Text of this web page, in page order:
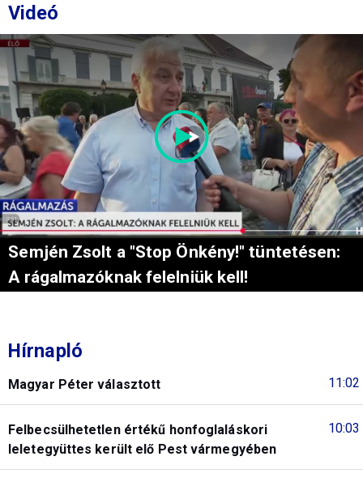
Videó
Semjén Zsolt a "Stop Önkény!" tüntetésen:
A rágalmazóknak felelniük kell!
Hírnapló
11:02
Magyar Péter választott
10:03
Felbecsülhetetlen értékű honfoglaláskori
leletegyüttes került elő Pest vármegyében